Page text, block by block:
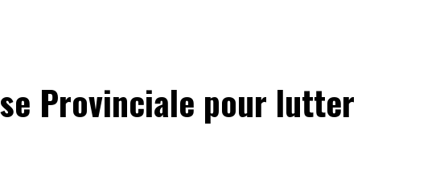
Provinciale pour lutter